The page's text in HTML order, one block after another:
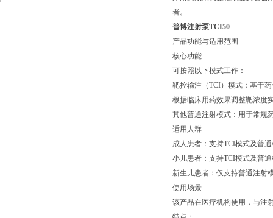
者。
普博注射泵TCI50
产品功能与适用范围
核心功能
可按照以下模式工作：
靶控输注（TCI）模式：基于
根据临床用药效果调整靶浓度
其他普通注射模式：用于常规
适用人群
成人患者：支持TCI模式及普
小儿患者：支持TCI模式及普
新生儿患者：仅支持普通注射
使用场景
该产品在医疗机构使用，与注